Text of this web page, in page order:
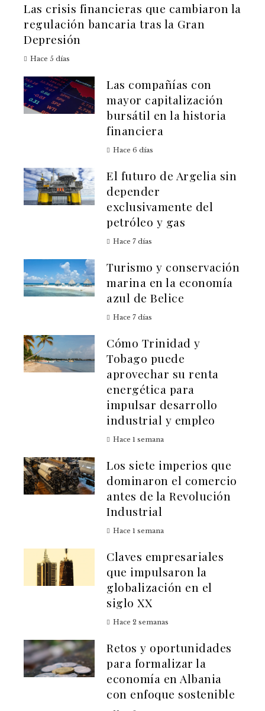
Las crisis financieras que cambiaron la
regulación bancaria tras la Gran
Depresión
Hace 5 días
Las compañías con
mayor capitalización
bursátil en la historia
financiera
Hace 6 días
El futuro de Argelia sin
depender
exclusivamente del
petróleo y gas
Hace 7 días
Turismo y conservación
marina en la economía
azul de Belice
Hace 7 días
Cómo Trinidad y
Tobago puede
aprovechar su renta
energética para
impulsar desarrollo
industrial y empleo
Hace 1 semana
Los siete imperios que
dominaron el comercio
antes de la Revolución
Industrial
Hace 1 semana
Claves empresariales
que impulsaron la
globalización en el
siglo XX
Hace 2 semanas
Retos y oportunidades
para formalizar la
economía en Albania
con enfoque sostenible